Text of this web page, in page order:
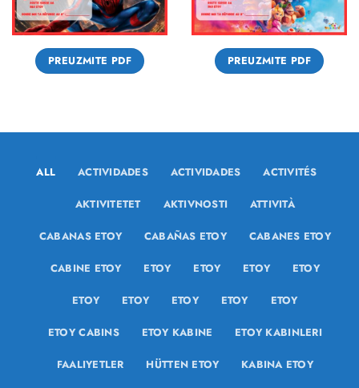
PREUZMITE PDF PREUZMITE PDF
ALL ACTIVIDADES ACTIVIDADES ACTIVITÉS
AKTIVITETET AKTIVNOSTI ATTIVITÀ
CABANAS ETOY CABAÑAS ETOY CABANES ETOY
CABINE ETOY ETOY ETOY ETOY ETOY
ETOY ETOY ETOY ETOY ETOY
ETOY CABINS ETOY KABINE ETOY KABINLERI
FAALIYETLER HÜTTEN ETOY KABINA ETOY